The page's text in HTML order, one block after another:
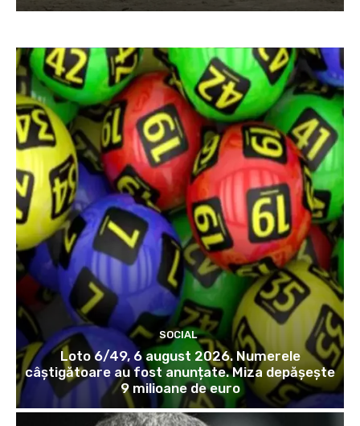
SOCIAL
Loto 6/49, 6 august 2026. Numerele
câștigătoare au fost anunțate. Miza depășește
9 milioane de euro